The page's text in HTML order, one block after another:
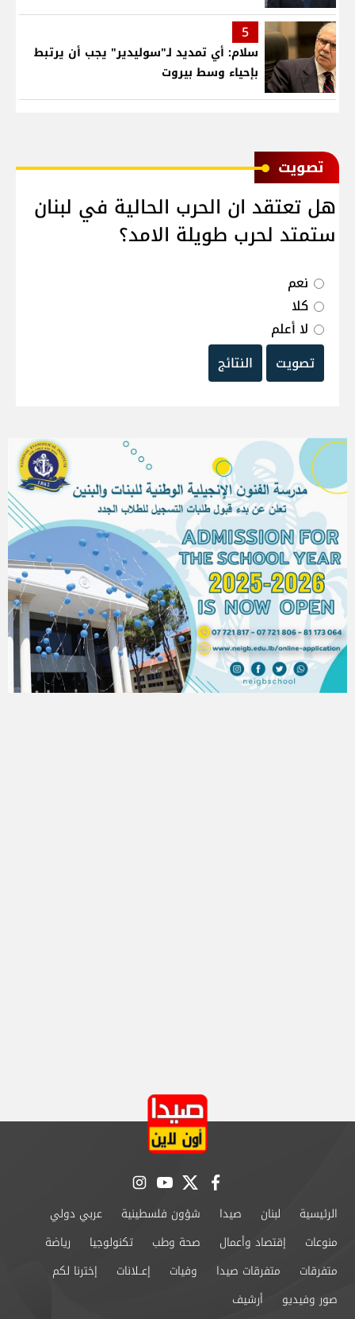
5
سلام: أي تمديد لـ"سوليدير" يجب أن يرتبط
بإحياء وسط بيروت
ﺗﺼﻮﻳﺖ
هل تعتقد ان الحرب الحالية في لبنان
ستمتد لحرب طويلة الامد؟
نعم
كلا
لا أعلم
تصويت
النتائج
facebook
twitter
youtube
instagram
الرئيسية لبنان صيدا شؤون فلسطينية
عربي دولي
منوعات
إقتصاد وأعمال صحة وطب تكنولوجيا
رياضة
متفرقات
متفرقات صيدا وفيات إعــلانات
إخترنا لكم
صور وفيديو
أرشيف